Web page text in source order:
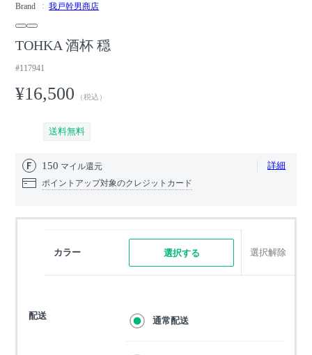
Brand 我戸幹男商店
TOHKA 酒杯 穏
#117941
¥16,500 （税込）
送料無料
150 マイル還元 詳細
ポイントアップ対象のクレジットカード
カラー 選択する 選択解除
配送 通常配送